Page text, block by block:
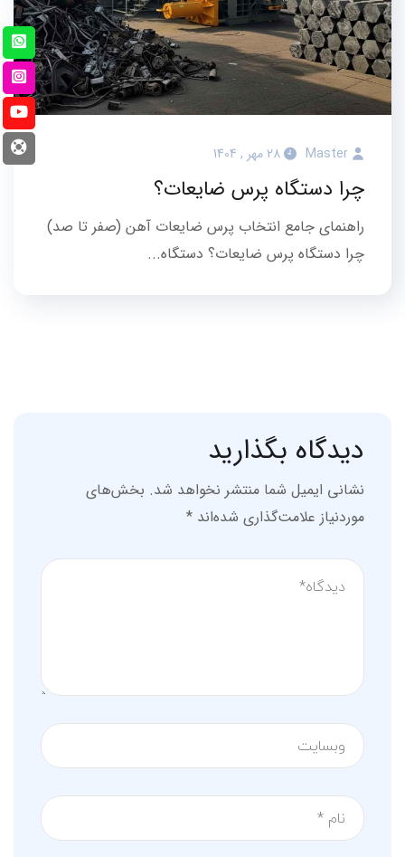
Master 28 مهر , 1404
چرا دستگاه پرس ضایعات؟
راهنمای جامع انتخاب پرس ضایعات آهن (صفر تا صد)
چرا دستگاه پرس ضایعات؟ دستگاه...
دیدگاه بگذارید
نشانی ایمیل شما منتشر نخواهد شد. بخش‌های
موردنیاز علامت‌گذاری شده‌اند *